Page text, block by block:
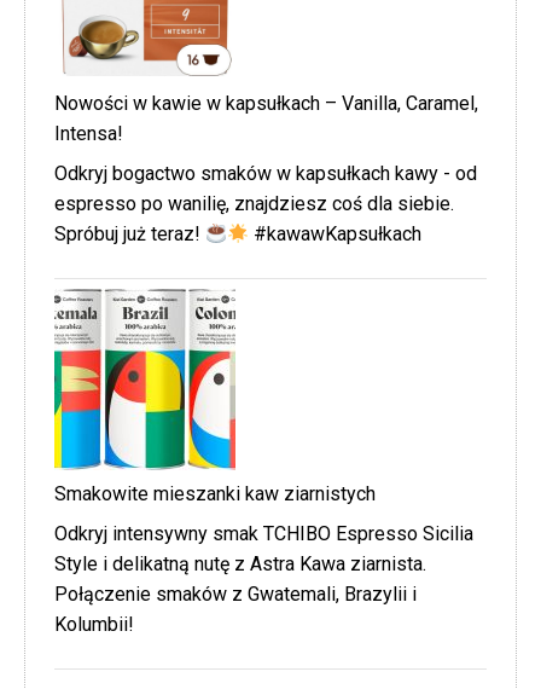
Nowości w kawie w kapsułkach – Vanilla, Caramel,
Intensa!
Odkryj bogactwo smaków w kapsułkach kawy - od
espresso po wanilię, znajdziesz coś dla siebie.
Spróbuj już teraz!
#kawawKapsułkach
Smakowite mieszanki kaw ziarnistych
Odkryj intensywny smak TCHIBO Espresso Sicilia
Style i delikatną nutę z Astra Kawa ziarnista.
Połączenie smaków z Gwatemali, Brazylii i
Kolumbii!